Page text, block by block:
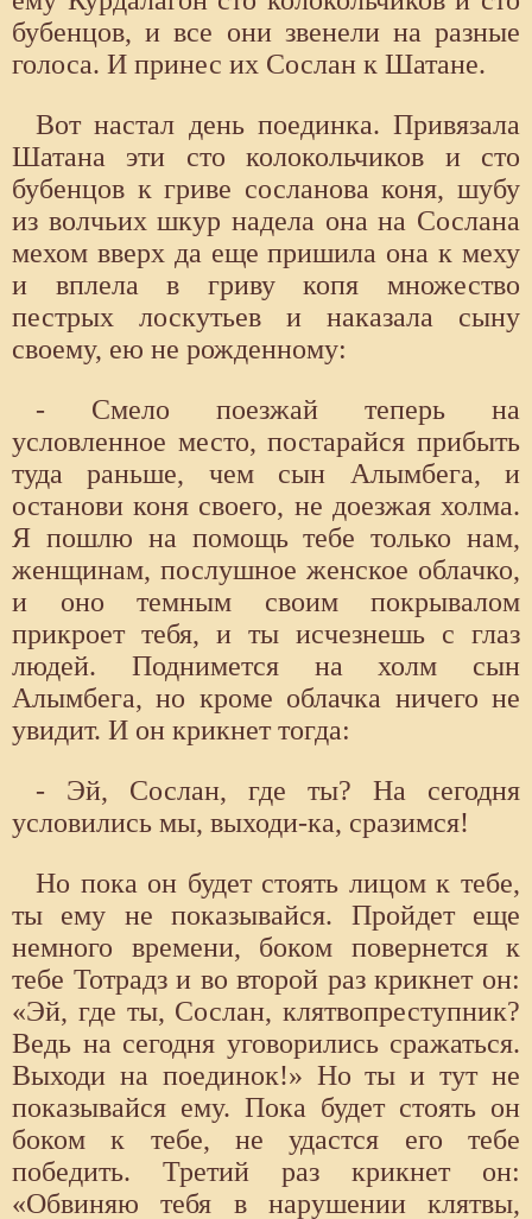
бубенцов, и все они звенели на разные
голоса. И принес их Сослан к Шатане.
Вот настал день поединка. Привязала
Шатана эти сто колокольчиков и сто
бубенцов к гриве сосланова коня, шубу
из волчьих шкур надела она на Сослана
мехом вверх да еще пришила она к меху
и вплела в гриву копя множество
пестрых лоскутьев и наказала сыну
своему, ею не рожденному:
- Смело поезжай теперь на
условленное место, постарайся прибыть
туда раньше, чем сын Алымбега, и
останови коня своего, не доезжая холма.
Я пошлю на помощь тебе только нам,
женщинам, послушное женское облачко,
и оно темным своим покрывалом
прикроет тебя, и ты исчезнешь с глаз
людей. Поднимется на холм сын
Алымбега, но кроме облачка ничего не
увидит. И он крикнет тогда:
- Эй, Сослан, где ты? На сегодня
условились мы, выходи-ка, сразимся!
Но пока он будет стоять лицом к тебе,
ты ему не показывайся. Пройдет еще
немного времени, боком повернется к
тебе Тотрадз и во второй раз крикнет он:
«Эй, где ты, Сослан, клятвопреступник?
Ведь на сегодня уговорились сражаться.
Выходи на поединок!» Но ты и тут не
показывайся ему. Пока будет стоять он
боком к тебе, не удастся его тебе
победить. Третий раз крикнет он:
«Обвиняю тебя в нарушении клятвы,